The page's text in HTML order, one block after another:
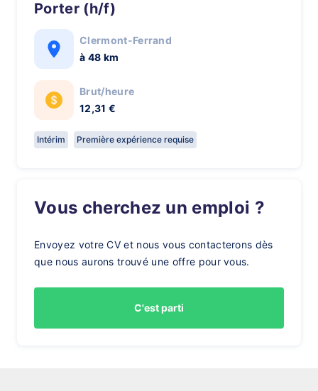
Porter (h/f)
Clermont-Ferrand
à 48 km
Brut/heure
12,31 €
Intérim Première expérience requise
Vous cherchez un emploi ?
Envoyez votre CV et nous vous contacterons dès
que nous aurons trouvé une offre pour vous.
C'est parti